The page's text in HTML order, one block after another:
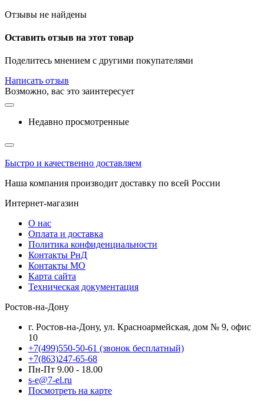
Отзывы не найдены
Оставить отзыв на этот товар
Поделитесь мнением с другими покупателями
Написать отзыв
Возможно, вас это заинтересует
Недавно просмотренные
Быстро и качественно доставляем
Наша компания производит доставку по всей России
Интернет-магазин
О нас
Оплата и доставка
Политика конфиденциальности
Контакты РнД
Контакты МО
Карта сайта
Техническая документация
Ростов-на-Дону
г. Ростов-на-Дону, ул. Красноармейская, дом № 9, офис
10
+7(499)550-50-61 (звонок бесплатный)
+7(863)247-65-68
Пн-Пт 9.00 - 18.00
s-e@7-el.ru
Посмотреть на карте